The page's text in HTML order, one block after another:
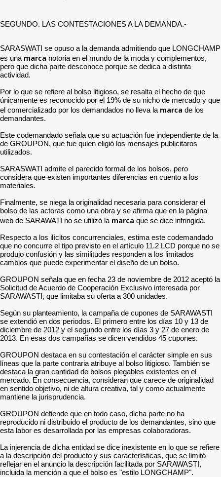
SEGUNDO. LAS CONTESTACIONES A LA DEMANDA.-
SARASWATI se opuso a la demanda admitiendo que LONGCHAMP
es una marca notoria en el mundo de la moda y complementos,
pero que dicha parte desconoce porque se dedica a distinta
actividad.
Por lo que se refiere al bolso litigioso, se resalta el hecho de que
únicamente es reconocido por el 19% de su nicho de mercado y que
el comercializado por los demandados no lleva la marca de los
demandantes.
Este codemandado señala que su actuación fue independiente de la
de GROUPON, que fue quien eligió los mensajes publicitaros
utilizados.
SARASWATI admite el parecido formal de los bolsos, pero
considera que existen importantes diferencias en cuento a los
materiales.
Finalmente, se niega la originalidad necesaria para considerar el
bolso de las actoras como una obra y se afirma que en la página
web de SARAWATI no se utilizó la marca que se dice infringida.
Respecto a los ilícitos concurrenciales, estima este codemandado
que no concurre el tipo previsto en el artículo 11.2 LCD porque no se
produjo confusión y las similitudes responden a los limitados
cambios que puede experimentar el diseño de un bolso.
GROUPON señala que en fecha 23 de noviembre de 2012 aceptó la
Solicitud de Acuerdo de Cooperación Exclusivo interesada por
SARAWASTI, que limitaba su oferta a 300 unidades.
Según su planteamiento, la campaña de cupones de SARAWASTI
se extendió en dos periodos. El primero entre los días 10 y 13 de
diciembre de 2012 y el segundo entre los días 3 y 27 de enero de
2013. En esas dos campañas se dicen vendidos 45 cupones.
GROUPON destaca en su contestación el carácter simple en sus
líneas que la parte contraria atribuye al bolso litigioso. También se
destaca la gran cantidad de bolsos plegables existentes en el
mercado. En consecuencia, consideran que carece de originalidad
en sentido objetivo, ni de altura creativa, tal y como actualmente
mantiene la jurisprudencia.
GROUPON defiende que en todo caso, dicha parte no ha
reproducido ni distribuido el producto de los demandantes, sino que
esta labor es desarrollada por las empresas colaboradoras.
La injerencia de dicha entidad se dice inexistente en lo que se refiere
a la descripción del producto y sus características, que se limitó
reflejar en el anuncio la descripción facilitada por SARAWASTI,
incluida la mención a que el bolso es "estilo LONGCHAMP".